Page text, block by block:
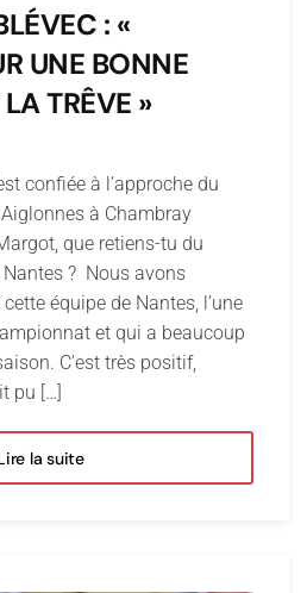
: «
UNE BONNE
TRÊVE »
confiée à l’approche du
à Chambray
que retiens-tu du
? Nous avons
équipe de Nantes, l’une
et qui a beaucoup
C’est très positif,
pu […]
la suite